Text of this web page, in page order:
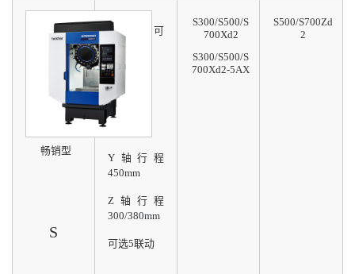
畅销型
S
4款主轴 可
供选
高速定位
高速攻丝
Y轴行程
450mm
Z轴行程
300/380mm
可选5联动
S300/S500/S
700Xd2
S300/S500/S
700Xd2-5AX
S500/S700Zd
2